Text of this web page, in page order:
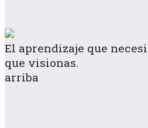
El aprendizaje que
que visionas.
arriba